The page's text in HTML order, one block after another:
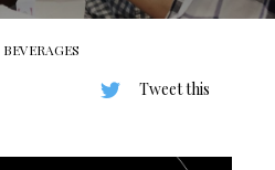
BEVERAGES
Tweet this